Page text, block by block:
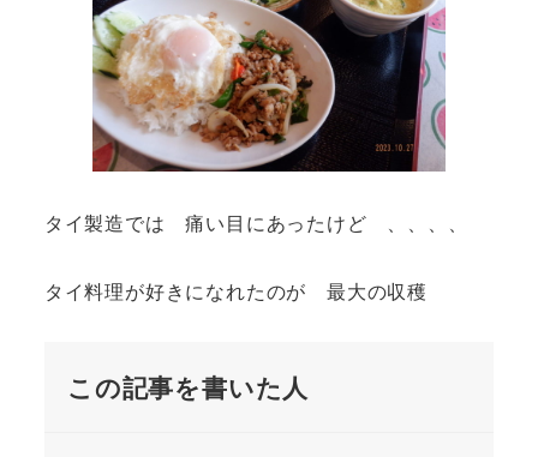
タイ製造では 痛い目にあったけど 、、、、
タイ料理が好きになれたのが 最大の収穫
この記事を書いた人